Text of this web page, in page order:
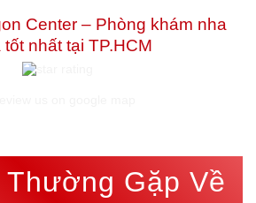
Center – Phòng khám nha
tốt nhất tại TP.HCM
Thường Gặp Về